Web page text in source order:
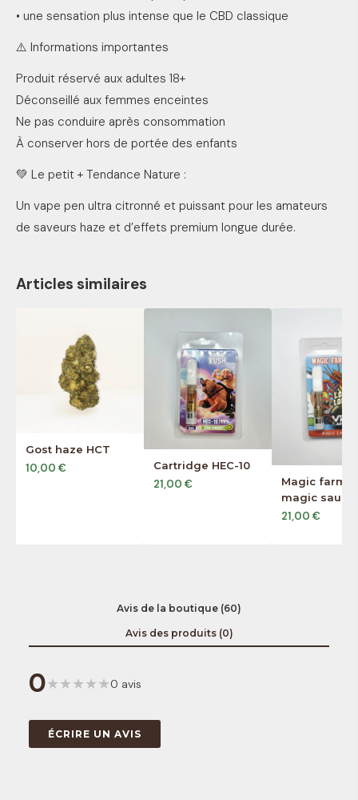
• une sensation plus intense que le CBD classique
⚠️ Informations importantes
Produit réservé aux adultes 18+
Déconseillé aux femmes enceintes
Ne pas conduire après consommation
À conserver hors de portée des enfants
💚 Le petit + Tendance Nature :
Un vape pen ultra citronné et puissant pour les amateurs
de saveurs haze et d’effets premium longue durée.
Articles similaires
Gost haze HCT
10,00 € Cartridge HEC-10
21,00 €
Magic
magic sauce
21,00 €
Avis de la boutique (60)
Avis des produits (0)
0★★★★★0 avis
ÉCRIRE UN AVIS